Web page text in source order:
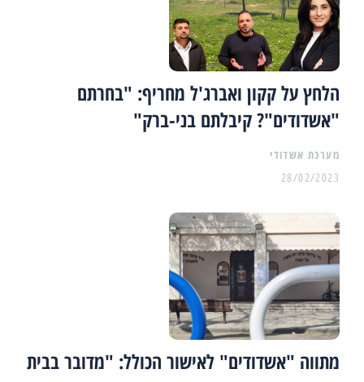
הלחץ על קקון ואברג'ל מחריף: "בחרתם
"אשדודים"? קיבלתם בני-ברק"
מערכת אשדודי
28/02/2023
מתווה "אשדודים" לאישור הכולל: "מדובר בבית